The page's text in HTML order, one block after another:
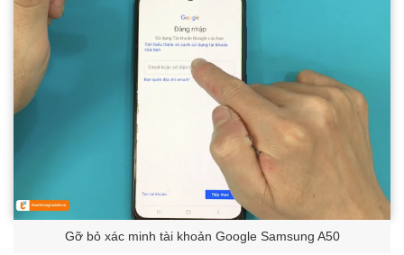
Gỡ bỏ xác minh tài khoản Google Samsung A50